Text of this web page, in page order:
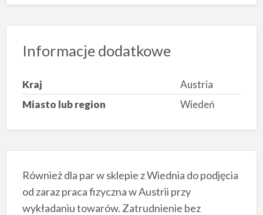
Informacje dodatkowe
Kraj
Austria
Miasto lub region
Wiedeń
Również dla par w sklepie z Wiednia do podjęcia
od zaraz praca fizyczna w Austrii przy
wykładaniu towarów. Zatrudnienie bez